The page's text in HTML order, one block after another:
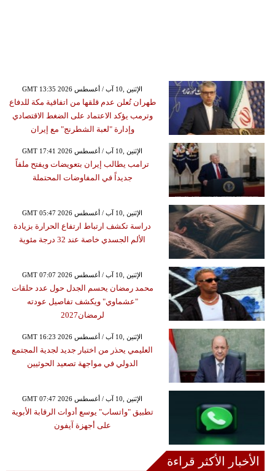
GMT 13:35 2026 الإثنين ,10 آب / أغسطس
طهران تُعلن عدم قلقها من اتفاقية مكة للدفاع
وترمب يؤكد الاعتماد على الضغط الاقتصادي
وإدارة "لعبة الشطرنج" مع إيران
GMT 17:41 2026 الإثنين ,10 آب / أغسطس
ترامب يطالب إيران بتعويضات ويفتح ملفاً
جديداً في المفاوضات المحتملة
GMT 05:47 2026 الإثنين ,10 آب / أغسطس
دراسة تكشف ارتباط ارتفاع الحرارة بزيادة
الألم الجسدي خاصة عند 32 درجة مئوية
GMT 07:07 2026 الإثنين ,10 آب / أغسطس
محمد رمضان يحسم الجدل حول عدد حلقات
"عشماوي" ويكشف تفاصيل عودته
لرمضان2027
GMT 16:23 2026 الإثنين ,10 آب / أغسطس
العليمي يحذر من اختبار جديد لجدية المجتمع
الدولي في مواجهة تصعيد الحوثيين
GMT 07:47 2026 الإثنين ,10 آب / أغسطس
تطبيق "واتساب" يوسع أدوات الرقابة الأبوية
على أجهزة آيفون
الأخبار الأكثر قراءة